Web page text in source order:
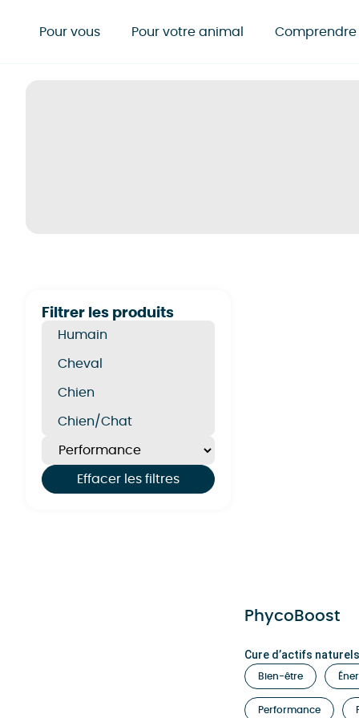
Pour vous Pour votre animal Comprendre
Filtrer les produits
Humain
Cheval
Chien
Chien/Chat
Effacer les filtres
PhycoBoost
Cure d’actifs
Bien-être
Performance